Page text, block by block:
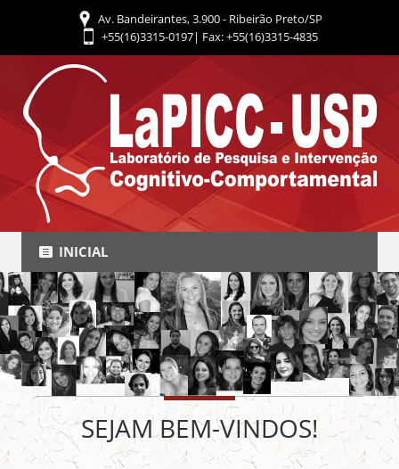
Av. Bandeirantes, 3.900 - Ribeirão Preto/SP
+55(16)3315-0197| Fax: +55(16)3315-4835
INICIAL
SEJAM BEM-VINDOS!